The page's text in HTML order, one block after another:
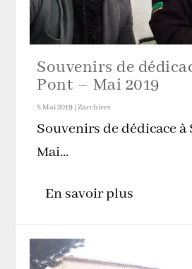
Souvenirs de
Pont – Mai 2019
8 Mai 2019 |Zarchives
Souvenirs de dédicace
Mai...
En savoir plus